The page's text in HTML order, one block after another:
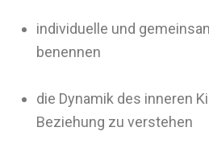
individuelle und
benennen
die Dynamik des inneren
Beziehung zu verstehen